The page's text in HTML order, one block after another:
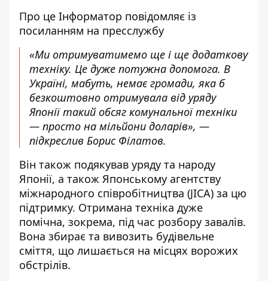
Про це Інформатор повідомляє із
посиланням на пресслужбу
«Ми отримуватимемо ще і ще додаткову
техніку. Це дуже потужна допомога. В
Україні, мабуть, немає громади, яка б
безкоштовно отримувала від уряду
Японії такий обсяг комунальної техніки
— просто на мільйони доларів», —
підкреслив Борис Філатов.
Він також подякував уряду та народу
Японії, а також Японському агентству
міжнародного співробітництва (JICA) за цю
підтримку. Отримана техніка дуже
помічна, зокрема, під час розбору завалів.
Вона збирає та вивозить будівельне
сміття, що лишається на місцях ворожих
обстрілів.